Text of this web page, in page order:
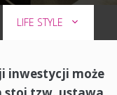
LIFE STYLE
inwestycji może